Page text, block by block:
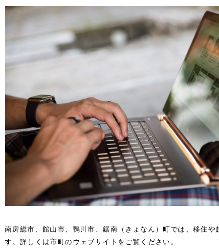
南房総市、館山市、鴨川市、鋸南（きょなん）町では、移住
す。詳しくは市町のウェブサイトをご覧ください。